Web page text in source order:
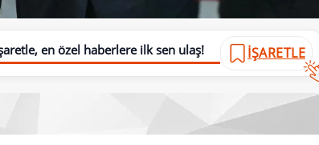
en özel haberlere ilk sen ulaş! İŞARETLE